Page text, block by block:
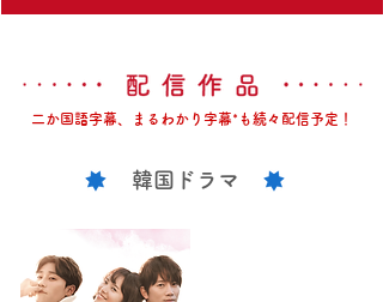
二か国語字幕、まるわかり字幕*も続々配信予定！
韓国ドラマ